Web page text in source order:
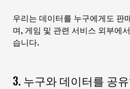
우리는 데이터를 누구에게도 판
며, 게임 및 관련 서비스 외부에
습니다.
3. 누구와 데이터를 공